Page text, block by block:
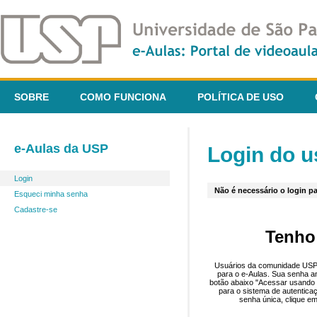
SOBRE COMO FUNCIONA POLÍTICA DE USO
e-Aulas da USP
Login
Esqueci minha senha
Cadastre-se
Login do
Não é necessário o login
Usuários da comunidade
para o e-Aulas. Sua senha
botão abaixo "Acessar
para o sistema de
senha única, clique